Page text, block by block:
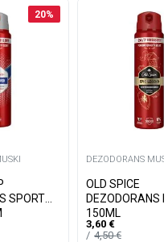
20%
SPORT
DEZODORANS
OLD SPICE
DEZODORANS
150ML
3,60 €
4,50€